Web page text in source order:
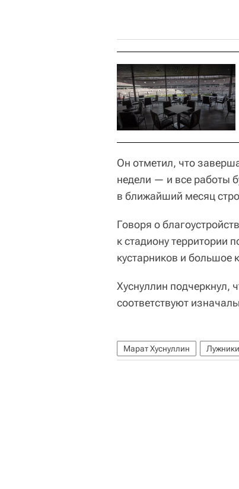
Он отметил, что
недели — и все работы
в ближайший месяц
Говоря о
к стадиону территории
кустарников и большое
Хуснуллин подчеркнул,
соответствуют
Марат Хуснуллин Лужники